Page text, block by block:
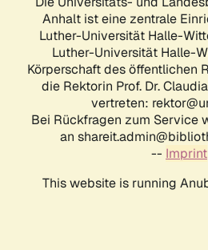
Anhalt ist eine zentrale
Luther-Universität Halle-
Luther-Universität Halle-
Körperschaft des öffentlichen
die Rektorin Prof. Dr.
vertreten:
Bei Rückfragen zum Service
an
-- Imprint
This website is running